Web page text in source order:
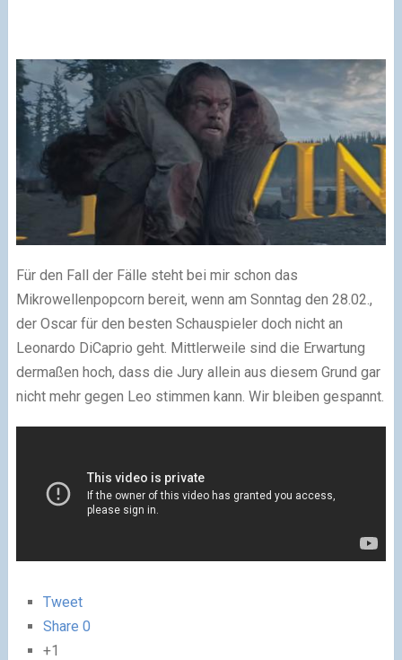
Für den Fall der Fälle steht bei mir schon das
Mikrowellenpopcorn bereit, wenn am Sonntag den 28.02.,
der Oscar für den besten Schauspieler doch nicht an
Leonardo DiCaprio geht. Mittlerweile sind die Erwartung
dermaßen hoch, dass die Jury allein aus diesem Grund gar
nicht mehr gegen Leo stimmen kann. Wir bleiben gespannt.
Tweet
Share 0
+1